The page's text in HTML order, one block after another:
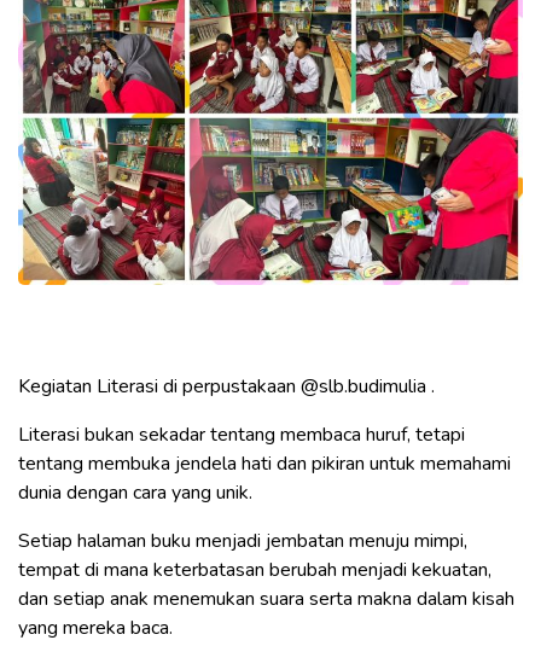
Kegiatan Literasi di perpustakaan @slb.budimulia .
Literasi bukan sekadar tentang membaca huruf, tetapi
tentang membuka jendela hati dan pikiran untuk memahami
dunia dengan cara yang unik.
Setiap halaman buku menjadi jembatan menuju mimpi,
tempat di mana keterbatasan berubah menjadi kekuatan,
dan setiap anak menemukan suara serta makna dalam kisah
yang mereka baca.